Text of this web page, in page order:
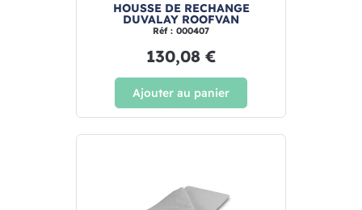
HOUSSE DE RECHANGE
DUVALAY ROOFVAN
Réf : 000407
130,08 €
Ajouter au panier